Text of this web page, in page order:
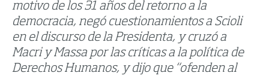
motivo de los 31 años del retorno a la
democracia, negó cuestionamientos a Scioli
en el discurso de la Presidenta, y cruzó a
Macri y Massa por las críticas a la política de
Derechos Humanos, y dijo que “ofenden al